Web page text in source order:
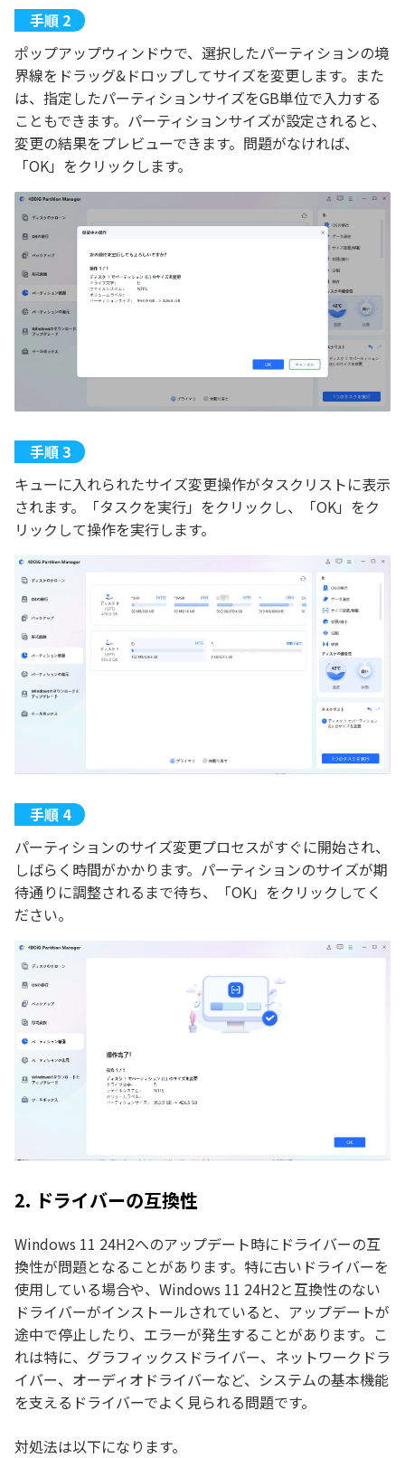
ポップアップウィンドウで、選択したパーティションの境
界線をドラッグ&ドロップしてサイズを変更します。また
は、指定したパーティションサイズをGB単位で入力する
こともできます。パーティションサイズが設定されると、
変更の結果をプレビューできます。問題がなければ、
「OK」をクリックします。
キューに入れられたサイズ変更操作がタスクリストに表示
されます。「タスクを実行」をクリックし、「OK」をク
リックして操作を実行します。
パーティションのサイズ変更プロセスがすぐに開始され、
しばらく時間がかかります。パーティションのサイズが期
待通りに調整されるまで待ち、「OK」をクリックしてく
ださい。
2. ドライバーの互換性
Windows 11 24H2へのアップデート時にドライバーの互
換性が問題となることがあります。特に古いドライバーを
使用している場合や、Windows 11 24H2と互換性のない
ドライバーがインストールされていると、アップデートが
途中で停止したり、エラーが発生することがあります。こ
れは特に、グラフィックスドライバー、ネットワークドラ
イバー、オーディオドライバーなど、システムの基本機能
を支えるドライバーでよく見られる問題です。
対処法は以下になります。